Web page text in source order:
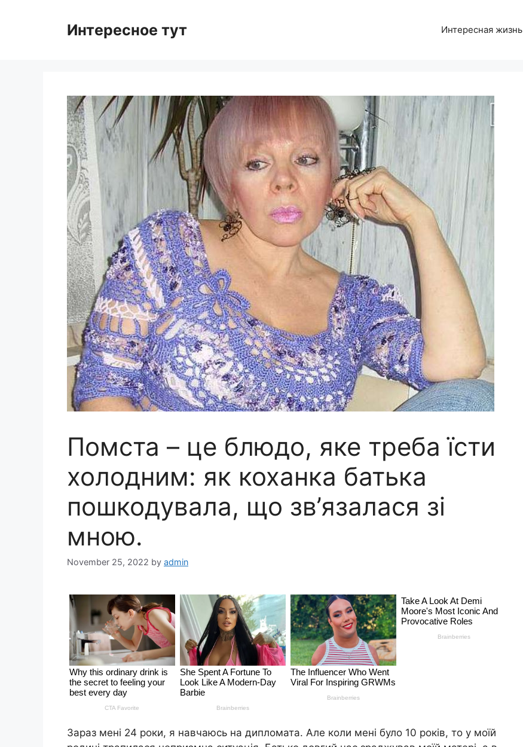
Интересное тут Интересная жизнь
Помста – це блюдо, яке треба їсти
холодним: як коханка батька
пошкодувала, що зв’язалася зі
мною.
November 25, 2022 by admin
Зараз мені 24 роки, я навчаюсь на дипломата. Але коли мені було 10 років, то у моїй